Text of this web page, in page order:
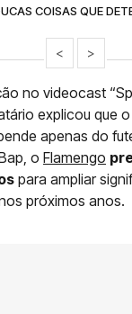
COISAS QUE
< >
no videocast
explicou que
apenas do
o Flamengo
para ampliar
próximos anos.